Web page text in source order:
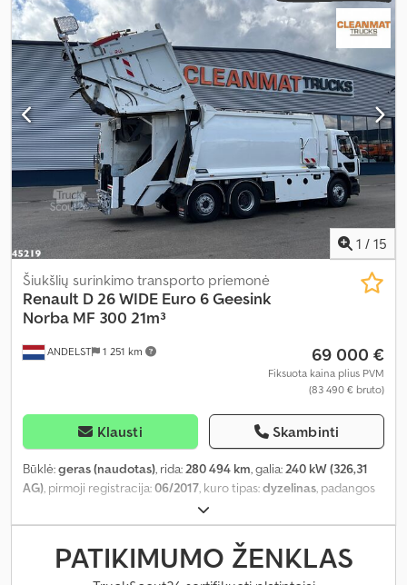
vietų skaičius:
, bendras ilgis: 10 200 mm, bendras plotis:
2 550
mm, bendras aukštis: 3 600 mm
, leistina ašies apkrova (ašis 1):
8 000 kg, leistina ašies apkrova (ašis 2):12 000 kg
, leistina ašies
apkrova (ašis 3):10 000 kg , Gamybos metai:2015, Įranga:ABS,
diferencialo užraktas, elektrinis langų reguliavimas, kruizo
kontrolė, oro kondicionavimas,
1 / 15
ANDELST 1 251 km
Šiukšlių surinkimo transporto priemonė
Renault D 26 WIDE Euro 6 Geesink
Norba MF 300 21m³
69 000 €
Fiksuota kaina plius PVM
(83 490 € bruto)
Klausti Skambinti
Būklė:geras (naudotas), rida:280 494 km, galia:240 kW (326,31
AG), pirmoji registracija:06/2017, kuro tipas:dyzelinas, padangos
, ašių konfigūracija:
kuras:dyzelinas, vairuotojo kabina:dieninė kabina, pavaros tipas:
automatinis, emisijos klasė: Euro 6 , pakaba:plienas-oras, sėdimų
vietų skaičius: 3, bendras ilgis:10 100 mm, bendras plotis:2 500
PATIKIMUMO ŽENKLAS